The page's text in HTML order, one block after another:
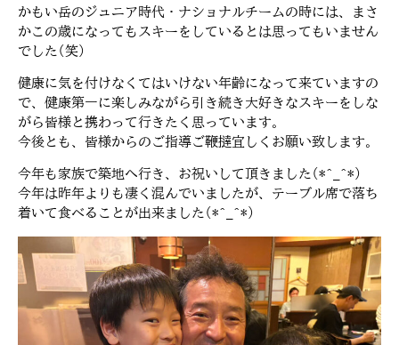
かもい岳のジュニア時代・ナショナルチームの時には、まさ
かこの歳になってもスキーをしているとは思ってもいません
でした(笑)
健康に気を付けなくてはいけない年齢になって来ていますの
で、健康第一に楽しみながら引き続き大好きなスキーをしな
がら皆様と携わって行きたく思っています。
今後とも、皆様からのご指導ご鞭撻宜しくお願い致します。
今年も家族で築地へ行き、お祝いして頂きました(*^_^*)
今年は昨年よりも凄く混んでいましたが、テーブル席で落ち
着いて食べることが出来ました(*^_^*)